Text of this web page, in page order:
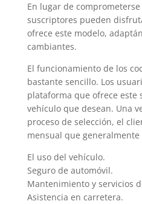
En lugar de
suscriptores pueden
ofrece este modelo,
cambiantes.
El funcionamiento de los
bastante sencillo. Los
plataforma que ofrece este
vehículo que desean. Una
proceso de selección, el
mensual que generalmente
El uso del vehículo.
Seguro de automóvil.
Mantenimiento y servicios
Asistencia en carretera.